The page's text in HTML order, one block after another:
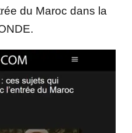
du Maroc dans la